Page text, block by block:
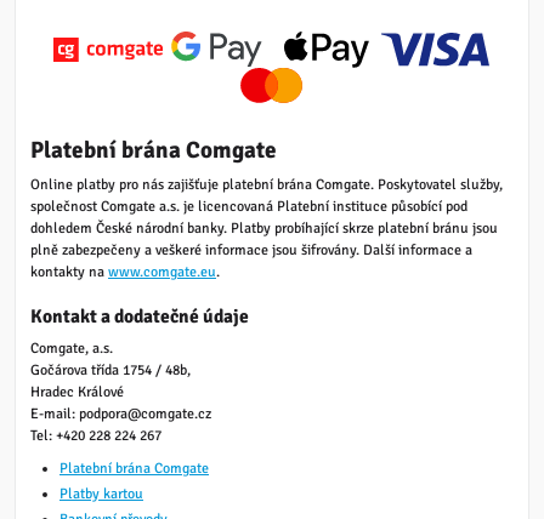
Platební brána Comgate
Online platby pro nás zajišťuje platební brána Comgate. Poskytovatel služby,
společnost Comgate a.s. je licencovaná Platební instituce působící pod
dohledem České národní banky. Platby probíhající skrze platební bránu jsou
plně zabezpečeny a veškeré informace jsou šifrovány. Další informace a
kontakty na www.comgate.eu.
Kontakt a dodatečné údaje
Comgate, a.s.
Gočárova třída 1754 / 48b,
Hradec Králové
E-mail: podpora@comgate.cz
Tel: +420 228 224 267
Platební brána Comgate
Platby kartou